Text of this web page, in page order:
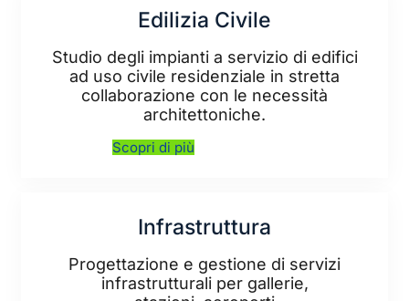
Edilizia Civile
Studio degli impianti a servizio di edifici
ad uso civile residenziale in stretta
collaborazione con le necessità
architettoniche.
Scopri di più
Infrastruttura
Progettazione e gestione di servizi
infrastrutturali per gallerie,